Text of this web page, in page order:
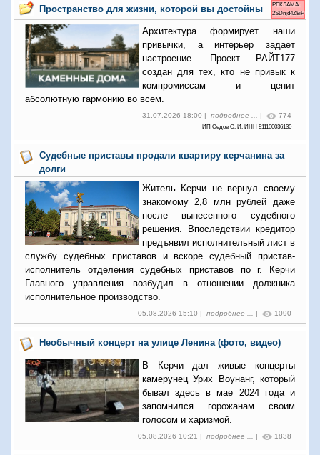
Пространство для жизни, которой вы достойны
РЕКЛАМА:
2SDnjd4Z8iP
Архитектура формирует наши
привычки, а интерьер задает
настроение. Проект РАЙТ177
создан для тех, кто не привык к
компромиссам и ценит
абсолютную гармонию во всем.
31.07.2026 18:00 | подробнее ... | 774
ИП Седов О. И. ИНН 911100036130
Судебные приставы продали квартиру керчанина за
долги
Житель Керчи не вернул своему
знакомому 2,8 млн рублей даже
после вынесенного судебного
решения. Впоследствии кредитор
предъявил исполнительный лист в
службу судебных приставов и вскоре судебный пристав-
исполнитель отделения судебных приставов по г. Керчи
Главного управления возбудил в отношении должника
исполнительное производство.
05.08.2026 15:10 | подробнее ... | 1090
Необычный концерт на улице Ленина (фото, видео)
В Керчи дал живые концерты
камерунец Урих Воунанг, который
бывал здесь в мае 2024 года и
запомнился горожанам своим
голосом и харизмой.
05.08.2026 10:21 | подробнее ... | 1838